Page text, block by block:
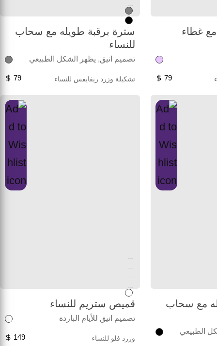
غطاء
79
سترة برقبة طويله مع سحاب
للنساء
تصميم انيق, يظهر الشكل الطبيعي
تشكيلة وزرد ريفايفس للنساء 79
مع سحاب
الطبيعي
قميص ستريم للنساء
تصميم انيق للأيام الباردة
وزرد فلو للنساء 149